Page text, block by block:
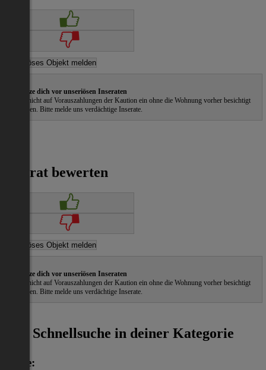
Schütze dich vor unseriösen Inseraten
Gehe nicht auf Vorauszahlungen der Kaution ein ohne die Wohnung vorher besichtigt
zu haben. Bitte melde uns verdächtige Inserate.
Inserat bewerten
Schütze dich vor unseriösen Inseraten
Gehe nicht auf Vorauszahlungen der Kaution ein ohne die Wohnung vorher besichtigt
zu haben. Bitte melde uns verdächtige Inserate.
Schnellsuche in deiner Kategorie
Miete: